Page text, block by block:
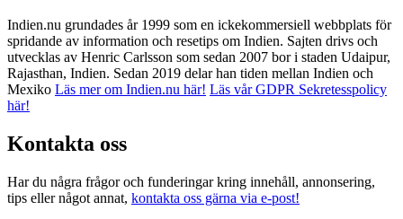
Indien.nu grundades år 1999 som en ickekommersiell webbplats för
spridande av information och resetips om Indien. Sajten drivs och
utvecklas av Henric Carlsson som sedan 2007 bor i staden Udaipur,
Rajasthan, Indien. Sedan 2019 delar han tiden mellan Indien och
Mexiko Läs mer om Indien.nu här! Läs vår GDPR Sekretesspolicy
här!
Kontakta oss
Har du några frågor och funderingar kring innehåll, annonsering,
tips eller något annat, kontakta oss gärna via e-post!